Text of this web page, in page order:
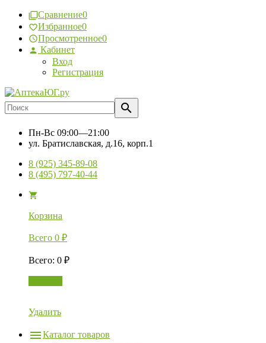
Сравнение0
Избранное0
Просмотренное0
Кабинет
Вход
Регистрация
Пн-Вс 09:00—21:00
ул. Братиславская, д.16, корп.1
8 (925) 345-89-08
8 (495) 797-40-44
Корзина
Всего 0 ₽
Всего: 0 ₽
Удалить
Каталог товаров